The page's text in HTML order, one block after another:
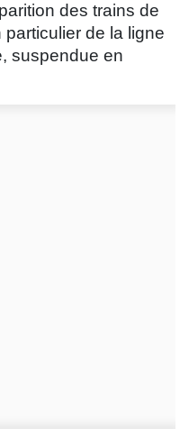
des trains de
de la ligne
suspendue en